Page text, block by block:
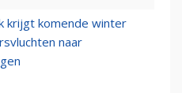
krijgt komende winter
naar